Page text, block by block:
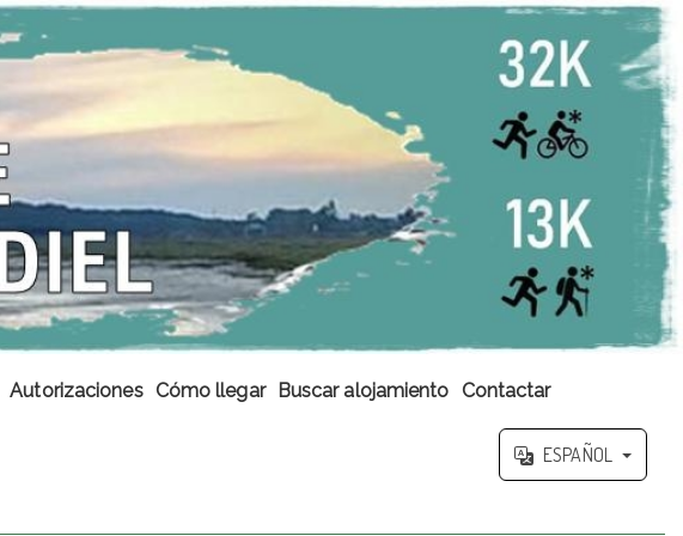
Autorizaciones Cómo llegar Buscar alojamiento Contactar
ESPAÑOL